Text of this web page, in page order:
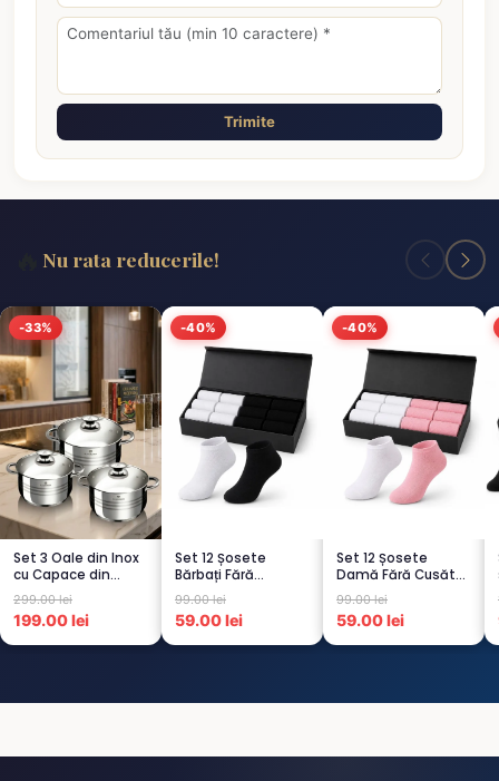
Trimite
Nu rata reducerile!
-33%
Set 3 Oale din Inox
cu Capace din
Sticlă
Termorezistent...
299.00 lei
199.00 lei
-40%
Set 12 Șosete
Bărbați Fără
Cusături – 6 Albe +
6 Negre...
99.00 lei
59.00 lei
-40%
Set 12 Șosete
Damă Fără Cusături
– 6 Albe + 6 Roz –
Scu...
99.00 lei
59.00 lei